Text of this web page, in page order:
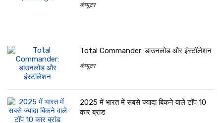
कंप्यूटर
Total Commander: डाउनलोड और इंस्टॉलेशन
कंप्यूटर
2025 में भारत में सबसे ज्यादा बिकने वाले टॉप 10
कार ब्रांड